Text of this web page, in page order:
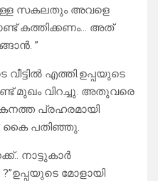
സകലതും അവളെ
കത്തിക്കണം… അത്‌
”
എത്തി.ഉപ്പയുടെ
മുഖം വിറച്ചു. അതുവരെ
കനത്ത പ്രഹരമായി
കൈ പതിഞ്ഞു.
നാട്ടുകാർ
മോളായി